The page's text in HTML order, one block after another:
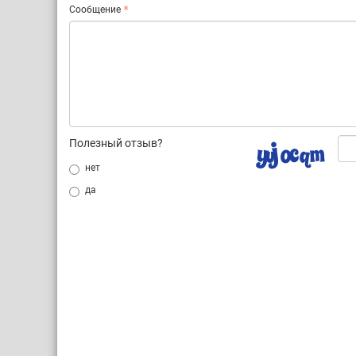
Сообщение
Полезный отзыв?
нет
да